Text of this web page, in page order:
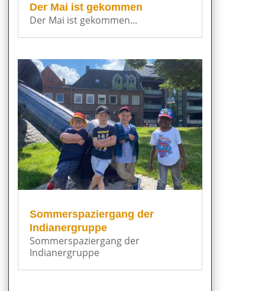
Der Mai ist gekommen
Der Mai ist gekommen...
Sommerspaziergang der
Indianergruppe
Sommerspaziergang der
Indianergruppe